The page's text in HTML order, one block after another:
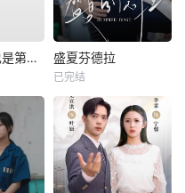
喜欢你，我也是第一部 盛夏芬德拉
已完结